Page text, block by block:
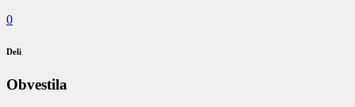
0
Deli
Obvestila